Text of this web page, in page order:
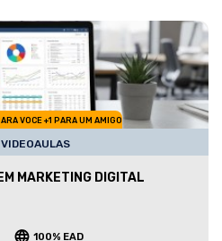
VOCE +1 PARA UM AMIGO
VIDEOAULAS
MARKETING DIGITAL
100% EAD